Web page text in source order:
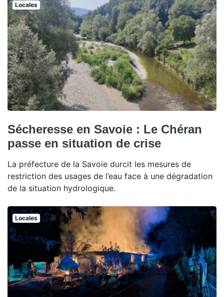
Locales
Sécheresse en Savoie : Le Chéran
passe en situation de crise
La préfecture de la Savoie durcit les mesures de
restriction des usages de l’eau face à une dégradation
de la situation hydrologique.
Locales